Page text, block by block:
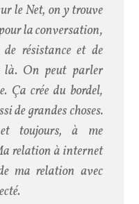
le Net, on y trouve
la conversation,
résistance et de
là. On peut parler
Ça crée du bordel,
de grandes choses.
et toujours, à me
relation à internet
ma relation avec